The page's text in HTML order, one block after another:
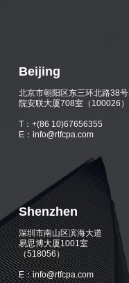
Beijing
北京市朝阳区东三环北路38号
院安联大厦708室（100026）
T：+(86 10)67656355
E：info@rtfcpa.com
Shenzhen
深圳市南山区滨海大道
易思博大厦1001室
（518056）
E：info@rtfcpa.com